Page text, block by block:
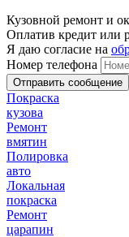
Кузовной ремонт и
Оплатив кредит или
Я даю согласие на
Номер телефона
Покраска
кузова
Ремонт
вмятин
Полировка
авто
Локальная
покраска
Ремонт
царапин